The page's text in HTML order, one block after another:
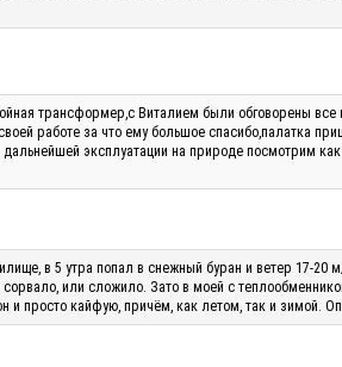
трансформер,с Виталием были обговорены
работе за что ему большое спасибо,палатка
эксплуатации на природе посмотрим
в 5 утра попал в снежный буран и ветер 17-20
сорвало, или сложило. Зато в моей с
и просто кайфую, причём, как летом, так и зимой.